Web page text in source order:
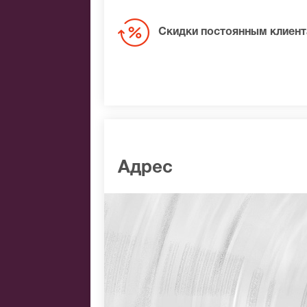
Скидки постоянным
Адрес